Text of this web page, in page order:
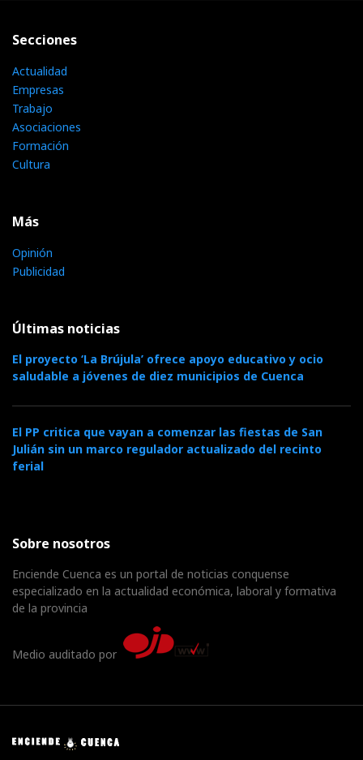
Secciones
Actualidad
Empresas
Trabajo
Asociaciones
Formación
Cultura
Más
Opinión
Publicidad
Últimas noticias
El proyecto ‘La Brújula’ ofrece apoyo educativo y ocio
saludable a jóvenes de diez municipios de Cuenca
El PP critica que vayan a comenzar las fiestas de San
Julián sin un marco regulador actualizado del recinto
ferial
Sobre nosotros
Enciende Cuenca es un portal de noticias conquense
especializado en la actualidad económica, laboral y formativa
de la provincia
Medio auditado por